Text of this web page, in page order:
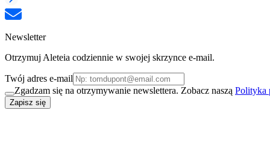
Newsletter
Otrzymuj Aleteia codziennie w swojej skrzynce e-mail.
Twój adres e-mail
Zgadzam się na otrzymywanie newslettera. Zobacz naszą Polityka
Zapisz się